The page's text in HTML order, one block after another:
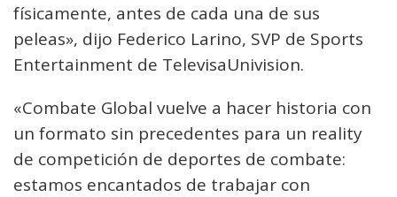
físicamente, antes de cada una de sus
peleas», dijo Federico Larino, SVP de Sports
Entertainment de TelevisaUnivision.
«Combate Global vuelve a hacer historia con
un formato sin precedentes para un reality
de competición de deportes de combate:
estamos encantados de trabajar con